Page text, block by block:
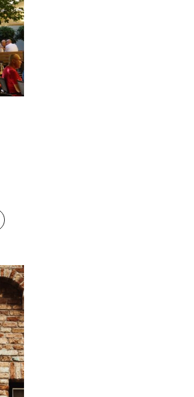
Blog
Informiert bleiben
Presse
Mosaik
Expertenwissen